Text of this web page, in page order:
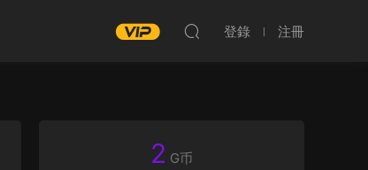
登錄 注冊
2 G币